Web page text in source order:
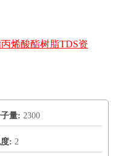
烯酸酯树脂TDS资
量: 2300
: 2